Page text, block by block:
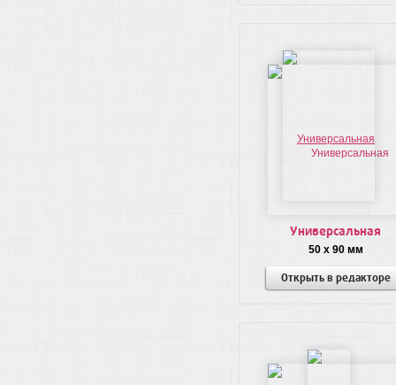
Универсальная
50 x 90 мм
Открыть в редакторе